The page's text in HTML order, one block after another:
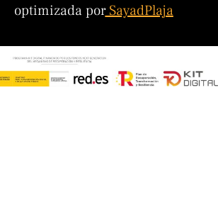
optimizada porSayadPlaja